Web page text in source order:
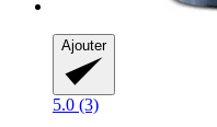
Ajouter
5.0 (3)